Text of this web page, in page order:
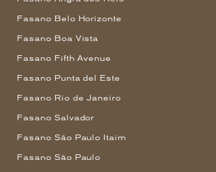
Fasano Belo Horizonte
Fasano Boa Vista
Fasano Fifth Avenue
Fasano Punta del Este
Fasano Rio de Janeiro
Fasano Salvador
Fasano São Paulo Itaim
Fasano São Paulo